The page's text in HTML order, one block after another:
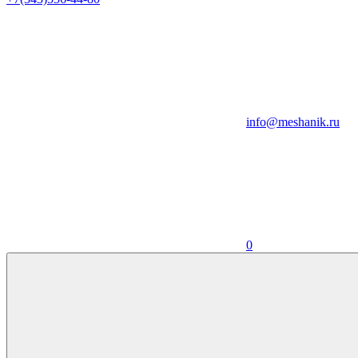
info@meshanik.ru
0